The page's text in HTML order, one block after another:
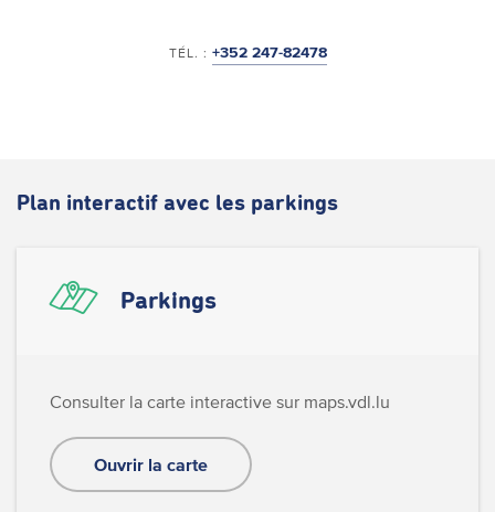
TÉL. : +352 247-82478
Plan interactif avec les parkings
Parkings
Consulter la carte interactive sur maps.vdl.lu
Ouvrir la carte